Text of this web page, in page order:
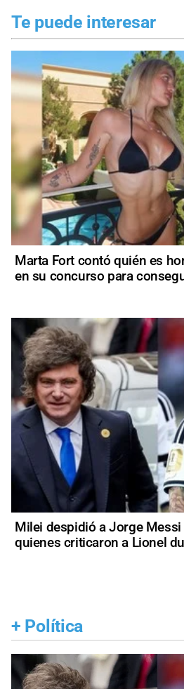
Te puede interesar
Marta Fort contó quién es
en su concurso para
Milei despidió a Jorge
quienes criticaron a Lionel
+ Política